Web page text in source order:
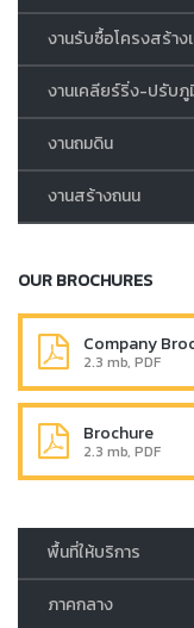
งานรับซื้อโครงสร้าง
งานเคลียร์ริ่ง-ปรับ
งานถมดิน
งานสร้างถนน
OUR BROCHURES
Company
2.3 mb, PDF
Brochure
2.3 mb, PDF
พื้นที่ให้บริการ
ภาคกลาง